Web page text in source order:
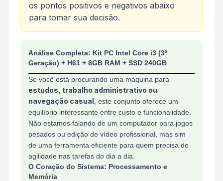
os pontos positivos e negativos abaixo
para tomar sua decisão.
Análise do produto Cpu Intel Core I3 Terceira
Análise Completa: Kit PC Intel Core i3 (3ª
Geração) + H61 + 8GB RAM + SSD 240GB
Se você está procurando uma máquina para
estudos, trabalho administrativo ou
navegação casual , este conjunto oferece um
equilíbrio interessante entre custo e funcionalidade.
Não estamos falando de um computador para jogos
pesados ou edição de vídeo profissional, mas sim
de uma ferramenta eficiente para quem precisa de
agilidade nas tarefas do dia a dia.
O Coração do Sistema: Processamento e
Memória